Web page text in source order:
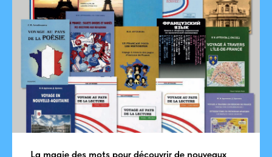
La magie des mots pour découvrir de nouveaux